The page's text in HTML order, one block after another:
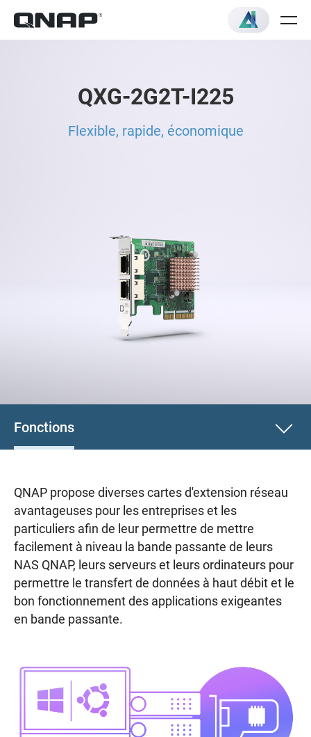
QXG-2G2T-I225
Flexible, rapide, économique
Fonctions
QNAP propose diverses cartes d'extension réseau
avantageuses pour les entreprises et les
particuliers afin de leur permettre de mettre
facilement à niveau la bande passante de leurs
NAS QNAP, leurs serveurs et leurs ordinateurs pour
permettre le transfert de données à haut débit et le
bon fonctionnement des applications exigeantes
en bande passante.